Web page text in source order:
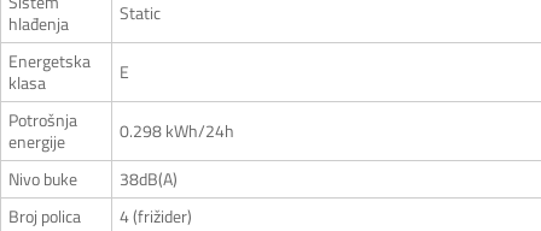
hlađenja
Static
Energetska
klasa
E
Potrošnja
energije
0.298 kWh/24h
Nivo buke
38dB(A)
Broj polica
4 (frižider)